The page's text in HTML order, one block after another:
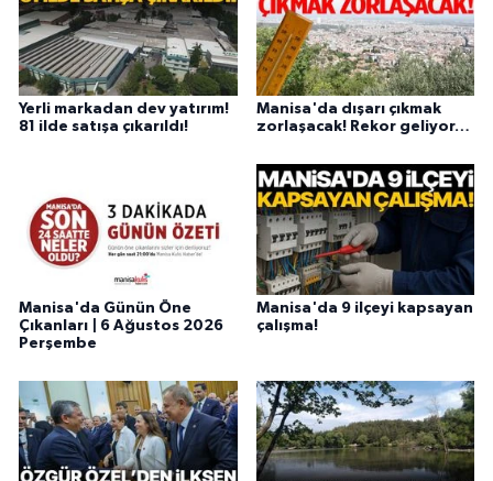
Yerli markadan dev yatırım!
81 ilde satışa çıkarıldı!
Manisa'da dışarı çıkmak
zorlaşacak! Rekor geliyor…
Manisa'da Günün Öne
Çıkanları | 6 Ağustos 2026
Perşembe
Manisa'da 9 ilçeyi kapsayan
çalışma!